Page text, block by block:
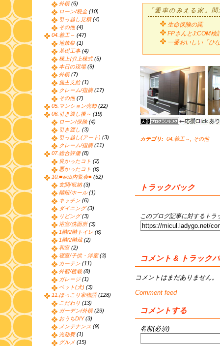
「愛車のみえる家」
生命保険の罠
FPさんとJ:COM検
一番おいしい「ひ
カテゴリ: 04.着工～ その他
トラックバック
このブログ記事に対するトラ
コメント & トラック
コメントはまだありません。
Comment feed
コメントする
名前(必須)
外構(6)
ローン/税金(10)
引っ越し見積(4)
その他 (4)
04.着工～ (47)
地鎮祭 (1)
基礎工事(4)
棟上げ/上棟式(5)
本日の現場(9)
外構(7)
施主支給(1)
クレーム/指摘(17)
その他 (7)
05.マンション売却(22)
06.引き渡し後～ (19)
ローン/保険(4)
引き渡し (3)
引っ越し(アート) (3)
クレーム/指摘(11)
07.総合評価(8)
良かったコト (2)
悪かったコト (6)
10.■web内覧会■ (52)
玄関/収納(3)
階段/ホール(1)
キッチン (6)
ダイニング(3)
リビング(3)
浴室/洗面所(3)
1階/2階トイレ (6)
1階/2階蔵(2)
和室(2)
寝室/子供・洋室(3)
カーテン (11)
外観/植栽(8)
ガレージ (1)
ペット(犬) (3)
11.ほっこり家物語(128)
こだわり (13)
ガーデン/外構(29)
おうちDIY(3)
メンテナンス (9)
光熱費(1)
グルメ (15)